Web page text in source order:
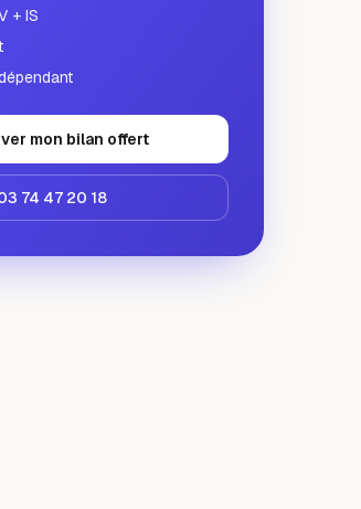
+ IS
mon bilan offert
74 47 20 18